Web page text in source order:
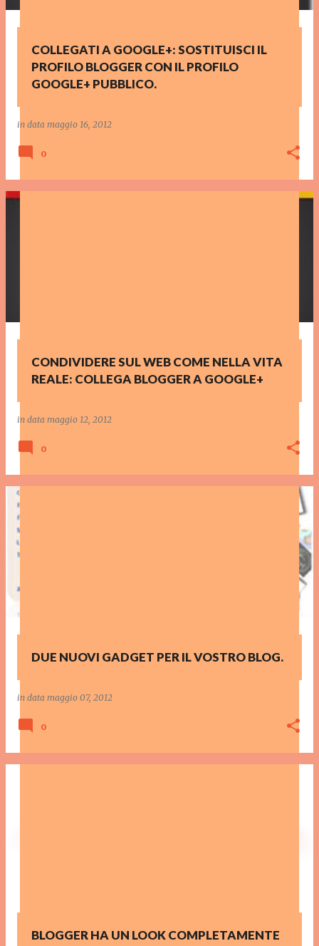
COLLEGATI A GOOGLE+: SOSTITUISCI IL
PROFILO BLOGGER CON IL PROFILO
GOOGLE+ PUBBLICO.
in data maggio 16, 2012
0
CONDIVIDERE SUL WEB COME NELLA VITA
REALE: COLLEGA BLOGGER A GOOGLE+
in data maggio 12, 2012
0
DUE NUOVI GADGET PER IL VOSTRO BLOG.
in data maggio 07, 2012
0
BLOGGER HA UN LOOK COMPLETAMENTE